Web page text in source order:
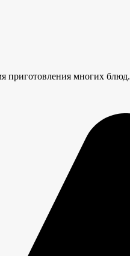
приготовления многих блюд.